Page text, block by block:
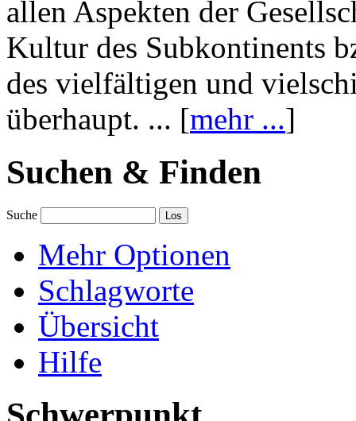
allen Aspekten der
Kultur des Subkontinents
des vielfältigen und
überhaupt. ... [mehr ...]
Suchen & Finden
Suche
Mehr Optionen
Schlagworte
Übersicht
Hilfe